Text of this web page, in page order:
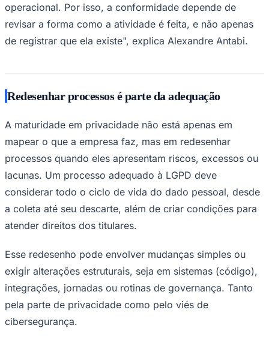
operacional. Por isso, a conformidade depende de
revisar a forma como a atividade é feita, e não apenas
de registrar que ela existe", explica Alexandre Antabi.
Redesenhar processos é parte da adequação
A maturidade em privacidade não está apenas em
mapear o que a empresa faz, mas em redesenhar
processos quando eles apresentam riscos, excessos ou
lacunas. Um processo adequado à LGPD deve
considerar todo o ciclo de vida do dado pessoal, desde
a coleta até seu descarte, além de criar condições para
atender direitos dos titulares.
Esse redesenho pode envolver mudanças simples ou
exigir alterações estruturais, seja em sistemas (código),
integrações, jornadas ou rotinas de governança. Tanto
pela parte de privacidade como pelo viés de
cibersegurança.